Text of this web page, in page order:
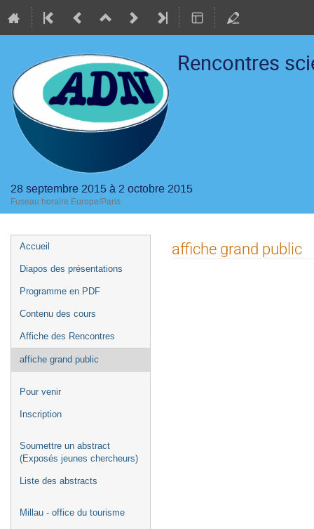
Rencontres
28 septembre 2015 à 2 octobre 2015
Fuseau horaire Europe/Paris
Menu
de
Accueil
Diapos des présentations
Programme en PDF
Contenu des cours
Affiche des Rencontres
affiche grand public
Pour venir
Inscription
Soumettre un abstract
(Exposés jeunes chercheurs)
Liste des abstracts
Millau - office du tourisme
affiche grand public